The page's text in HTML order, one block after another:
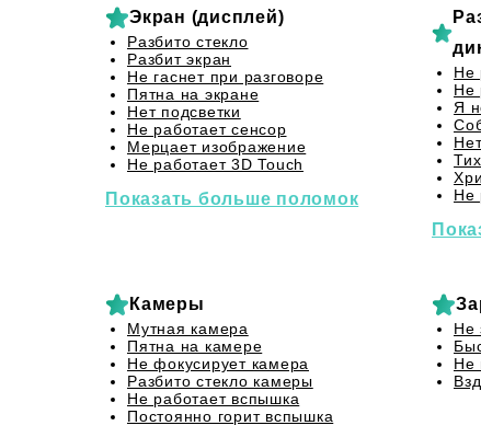
Экран (дисплей)
Разбито стекло
Разбит экран
Не гаснет при разговоре
Пятна на экране
Нет подсветки
Не работает сенсор
Мерцает изображение
Не работает 3D Touch
Показать больше поломок
Не
Не
Я
Не
Камеры
Мутная камера
Пятна на камере
Не фокусирует камера
Разбито стекло камеры
Не работает вспышка
Постоянно горит вспышка
Не
Не